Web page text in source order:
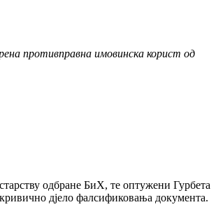
противправна имовинска корист од
одбране БиХ, те оптужени Гурбета
дјело фалсификовања документа.